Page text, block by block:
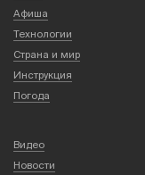
Афиша
Технологии
Страна и мир
Инструкция
Погода
Видео
Новости